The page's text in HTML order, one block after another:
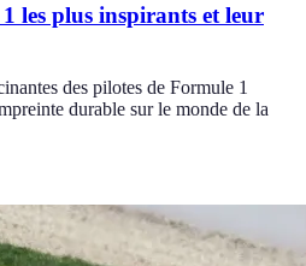
les plus inspirants et leur
des pilotes de Formule 1
durable sur le monde de la